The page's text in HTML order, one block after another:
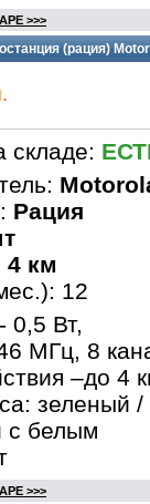
>>>
(рация)
складе:
Рация
4 км
12
0,5 Вт,
МГц, 8
–до 4
зеленый /
с белым
>>>